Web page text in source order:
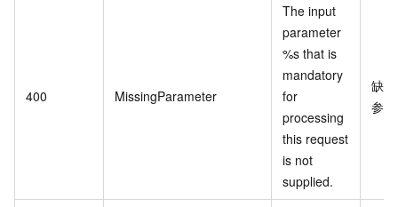
400 MissingParameter
The input
parameter
%s that is
mandatory
for
processing
this request
is not
supplied.
缺
参数